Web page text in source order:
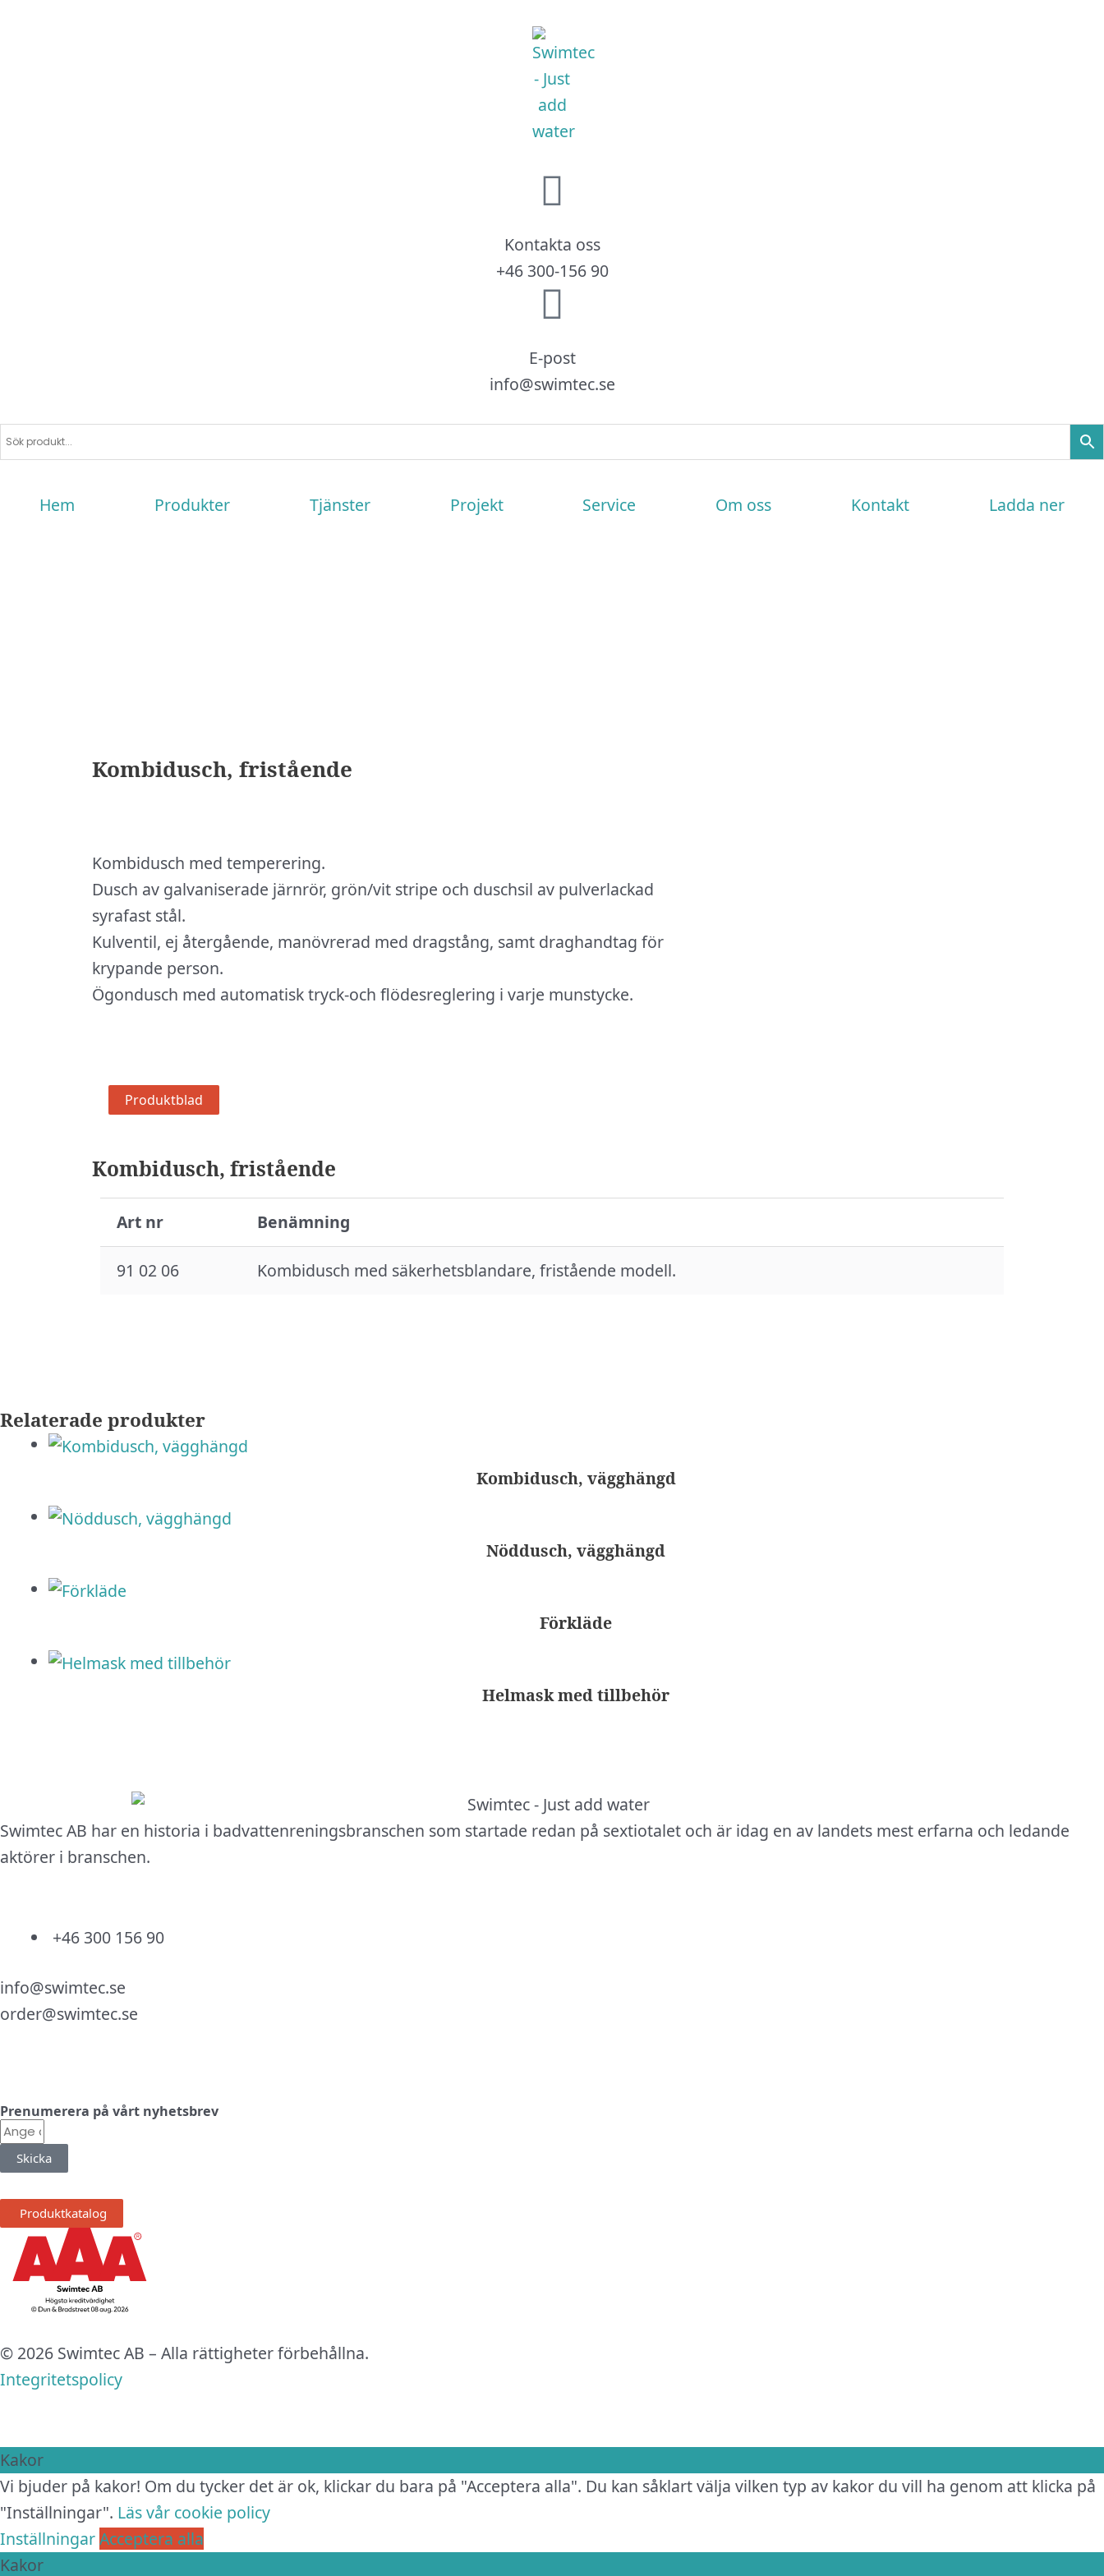
Kontakta oss
+46 300-156 90
E-post
info@swimtec.se
Hem Produkter Tjänster Projekt Service Om oss Kontakt Ladda ner
Kombidusch, fristående
Kombidusch med temperering.
Dusch av galvaniserade järnrör, grön/vit stripe och duschsil av pulverlackad
syrafast stål.
Kulventil, ej återgående, manövrerad med dragstång, samt draghandtag för
krypande person.
Ögondusch med automatisk tryck-och flödesreglering i varje munstycke.
Produktblad
Kombidusch, fristående
Art nr Benämning
91 02 06 Kombidusch med säkerhetsblandare, fristående modell.
Relaterade produkter
Kombidusch, vägghängd
Nöddusch, vägghängd
Förkläde
Helmask med tillbehör
Swimtec AB har en historia i badvattenreningsbranschen som startade redan på sextiotalet och är idag en av landets mest erfarna och ledande
aktörer i branschen.
+46 300 156 90
info@swimtec.se
order@swimtec.se
Prenumerera på vårt nyhetsbrev
E-
postSkicka
Produktkatalog
© 2026 Swimtec AB – Alla rättigheter förbehållna.
Integritetspolicy
Kakor
Vi bjuder på kakor! Om du tycker det är ok, klickar du bara på "Acceptera alla". Du kan såklart välja vilken typ av kakor du vill ha genom att klicka på
"Inställningar". Läs vår cookie policy
InställningarAcceptera alla
Kakor